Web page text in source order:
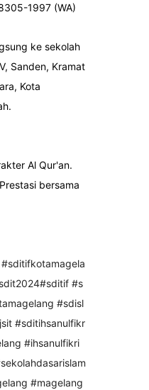
1997 (WA)
ke sekolah
Sanden, Kramat
Kota
Al Qur'an.
bersama
#sditifkotamagela
#sditif #s
#sdisl
#sditihsanulfikr
#ihsanulfikri
#magelang